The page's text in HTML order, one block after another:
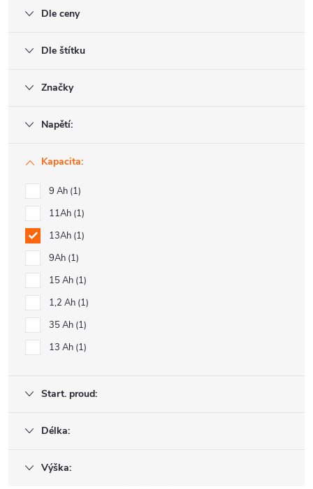
Dle ceny
Dle štítku
Značky
Napětí:
Kapacita:
9 Ah 1
11Ah 1
13Ah 1
9Ah 1
15 Ah 1
1,2 Ah 1
35 Ah 1
13 Ah 1
Start. proud:
Délka:
Výška: